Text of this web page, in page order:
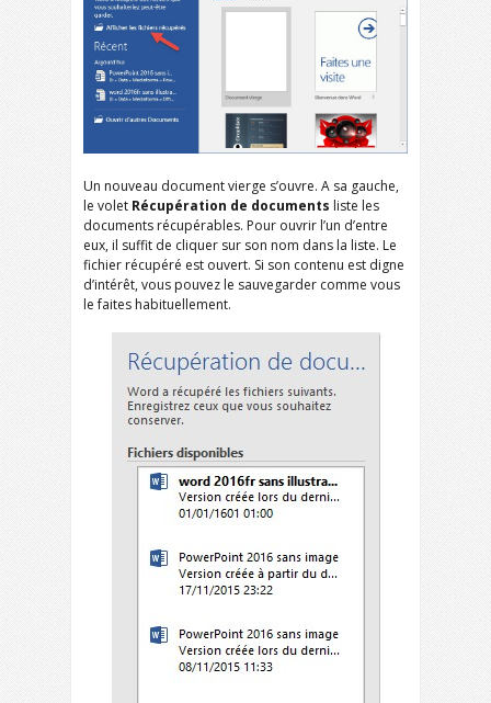
Un nouveau document vierge s’ouvre. A sa gauche,
le volet Récupération de documents liste les
documents récupérables. Pour ouvrir l’un d’entre
eux, il suffit de cliquer sur son nom dans la liste. Le
fichier récupéré est ouvert. Si son contenu est digne
d’intérêt, vous pouvez le sauvegarder comme vous
le faites habituellement.